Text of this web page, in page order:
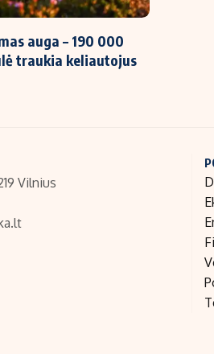
auga – 190 000
traukia keliautojus
Vilnius